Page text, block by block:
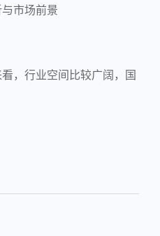
市场前景
，行业空间比较广阔，国